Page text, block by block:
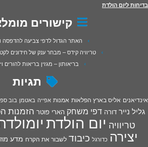
בדיחות ליום הולדת
קישורים
האתר הגדול לדפי צביעה להדפסה
טריוויה קידס – מבחר ענק של חידונים
בריאותון – מגזין בריאות להורים
תגיות
אינדיאנים אליס בארץ הפלאות אמנות אפייה באטמן בוב
גליל נייר דורה דפי משחק הארי פוטר הזמנות
טריוויה יום הולדת
יצירה כדורגל כיבוד לשבור את הקרח מדע